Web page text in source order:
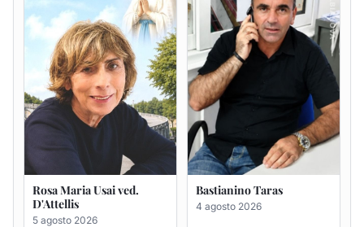
Rosa Maria Usai ved.
D'Attellis
5 agosto 2026
Bastianino Taras
4 agosto 2026